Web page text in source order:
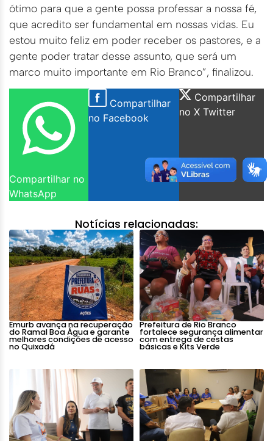
ótimo para que a gente possa professar a nossa fé,
que acredito ser fundamental em nossas vidas. Eu
estou muito feliz em poder receber os pastores, e a
gente poder tratar desse assunto, que será um
marco muito importante em Rio Branco”, finalizou.
Compartilhar no
WhatsApp
Compartilhar
no Facebook
Compartilhar
no X Twitter
Notícias relacionadas:
Emurb avança na recuperação
do Ramal Boa Água e garante
melhores condições de acesso
no Quixadá
Prefeitura de Rio Branco
fortalece segurança alimentar
com entrega de cestas
básicas e Kits Verde